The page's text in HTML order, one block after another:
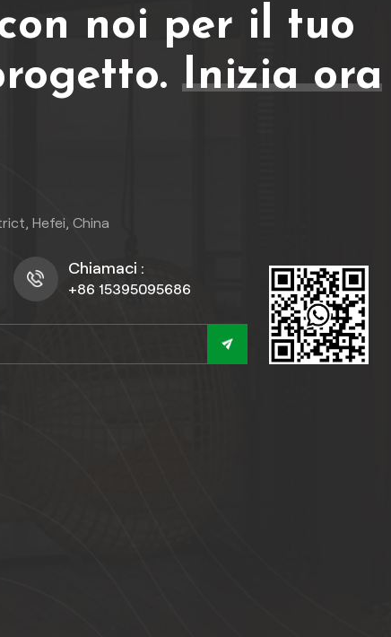
noi per il tuo
Inizia ora
Hefei, China
Chiamaci :
+86 15395095686